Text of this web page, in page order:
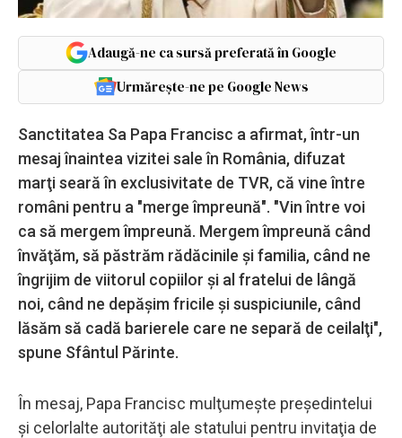
Adaugă-ne ca sursă preferată în Google
Urmărește-ne pe Google News
Sanctitatea Sa Papa Francisc a afirmat, într-un
mesaj înaintea vizitei sale în România, difuzat
marţi seară în exclusivitate de TVR, că vine între
români pentru a "merge împreună". "Vin între voi
ca să mergem împreună. Mergem împreună când
învăţăm, să păstrăm rădăcinile şi familia, când ne
îngrijim de viitorul copiilor şi al fratelui de lângă
noi, când ne depăşim fricile şi suspiciunile, când
lăsăm să cadă barierele care ne separă de ceilalţi",
spune Sfântul Părinte.
În mesaj, Papa Francisc mulţumeşte preşedintelui
şi celorlalte autorităţi ale statului pentru invitaţia de